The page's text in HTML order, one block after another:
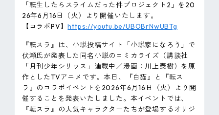
「転生したらスライムだった件プロジェクト2」を20
26年6月16日（火）より開催いたします。
【コラボPV】https://youtu.be/UBOBrNwUBTg
『転スラ』は、小説投稿サイト「小説家になろう」で
伏瀬氏が発表した同名小説のコミカライズ（講談社
「月刊少年シリウス」連載中／漫画：川上泰樹）を原
作としたTVアニメです。本日、『白猫』と『転ス
ラ』のコラボイベントを2026年6月16日（火）より開
催することを発表いたしました。本イベントでは、
『転スラ』の人気キャラクターたちが登場するオリジ